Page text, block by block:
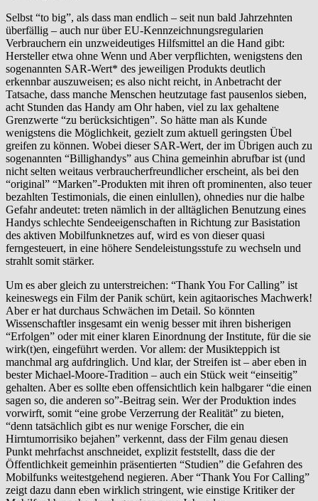
Selbst “to big”, als dass man endlich – seit nun bald Jahrzehnten
überfällig – auch nur über EU-Kennzeichnungsregularien
Verbrauchern ein unzweideutiges Hilfsmittel an die Hand gibt:
Hersteller etwa ohne Wenn und Aber verpflichten, wenigstens den
sogenannten SAR-Wert* des jeweiligen Produkts deutlich
erkennbar auszuweisen; es also nicht reicht, in Anbetracht der
Tatsache, dass manche Menschen heutzutage fast pausenlos sieben,
acht Stunden das Handy am Ohr haben, viel zu lax gehaltene
Grenzwerte “zu berücksichtigen”. So hätte man als Kunde
wenigstens die Möglichkeit, gezielt zum aktuell geringsten Übel
greifen zu können. Wobei dieser SAR-Wert, der im Übrigen auch zu
sogenannten “Billighandys” aus China gemeinhin abrufbar ist (und
nicht selten weitaus verbraucherfreundlicher erscheint, als bei den
“original” “Marken”-Produkten mit ihren oft prominenten, also teuer
bezahlten Testimonials, die einen einlullen), ohnedies nur die halbe
Gefahr andeutet: treten nämlich in der alltäglichen Benutzung eines
Handys schlechte Sendeeigenschaften in Richtung zur Basistation
des aktiven Mobilfunknetzes auf, wird es von dieser quasi
ferngesteuert, in eine höhere Sendeleis­tungs­stufe zu wechseln und
strahlt somit stärker.
Um es aber gleich zu unterstreichen: “Thank You For Calling” ist
keineswegs ein Film der Panik schürt, kein agitaorisches Machwerk!
Aber er hat durchaus Schwächen im Detail. So könnten
Wissenschaftler insgesamt ein wenig besser mit ihren bisherigen
“Erfolgen” oder mit einer klaren Einordnung der Institute, für die sie
wirk(t)en, eingeführt werden. Vor allem: der Musikteppich ist
manchmal arg aufdringlich. Und klar, der Streifen ist – aber eben in
bester Michael-Moore-Tradition – auch ein Stück weit “einseitig”
gehalten. Aber es sollte eben offensichtlich kein halbgarer “die einen
sagen so, die anderen so”-Beitrag sein. Wer der Produktion indes
vorwirft, somit “eine grobe Verzerrung der Realität” zu bieten,
“denn tatsächlich gibt es nur wenige Forscher, die ein
Hirntumorrisiko bejahen” verkennt, dass der Film genau diesen
Punkt mehrfachst anschneidet, explizit feststellt, dass die der
Öffentlichkeit gemeinhin präsentierten “Studien” die Gefahren des
Mobilfunks weitestgehend negieren. Aber “Thank You For Calling”
zeigt dazu dann eben wirklich stringent, wie einstige Kritiker der